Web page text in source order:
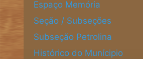
Espaço Memória
Seção / Subseções
Subseção Petrolina
Histórico do Munícipio